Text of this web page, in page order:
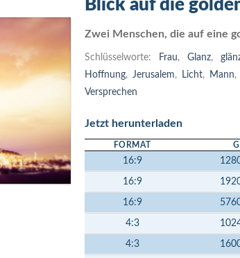
Blick auf die
Zwei Menschen, die auf eine
Schlüsselworte: Frau, Glanz,
Hoffnung,Jerusalem, Licht, Mann,
Versprechen
Jetzt herunterladen
FORMAT
16:9
16:9
16:9
4:3
4:3